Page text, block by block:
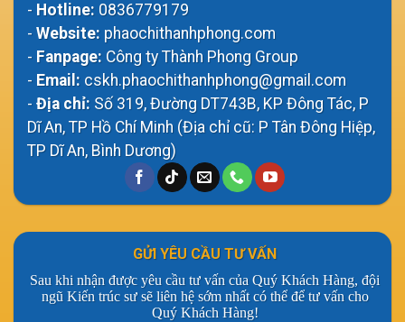
- Hotline: 0836779179
- Website: phaochithanhphong.com
- Fanpage: Công ty Thành Phong Group
- Email: cskh.phaochithanhphong@gmail.com
- Địa chỉ: Số 319, Đường DT743B, KP Đông Tác, P
Dĩ An, TP Hồ Chí Minh (Địa chỉ cũ: P Tân Đông Hiệp,
TP Dĩ An, Bình Dương)
GỬI YÊU CẦU TƯ VẤN
Sau khi nhận được yêu cầu tư vấn của Quý Khách Hàng, đội
ngũ Kiến trúc sư sẽ liên hệ sớm nhất có thể để tư vấn cho
Quý Khách Hàng!